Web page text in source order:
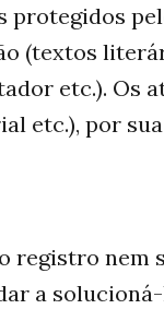
protegidos
(textos
etc.). Os
etc.), por
registro nem
a